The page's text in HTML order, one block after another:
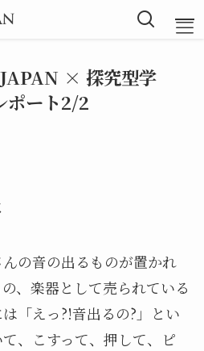
× 探究型学
ート2/2
の音の出るものが置かれ
、楽器として売られている
「えっ?!音出るの?」とい
、こすって、押して、ピ